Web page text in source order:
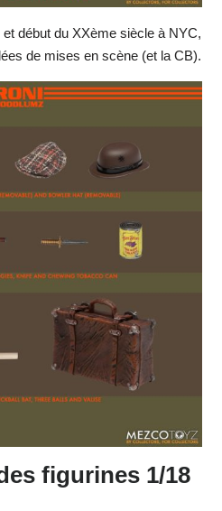
début du XXème siècle à NYC,
de mises en scène (et la CB).
figurines 1/18